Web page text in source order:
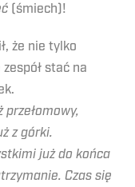
(śmiech)!
że nie tylko
stać na
z górki.
już do końca
Czas się